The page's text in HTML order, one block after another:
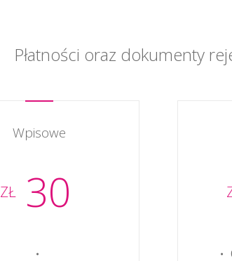
Płatności oraz dokumenty
Wpisowe
ZŁ 30